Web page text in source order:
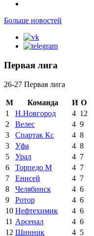
Больше новостей
Первая лига
26-27 Первая лига
М Команда И О
1
Н.Новгород 4 12
2
Велес 4 9
3
Спартак Кс 4 8
3
Уфа 4 8
5
Урал 4 7
6
Торпедо М 4 7
7
Енисей 4 7
8
Челябинск 4 6
9
Ротор 4 6
10 Нефтехимик 4 6
11 Арсенал 4 6
12 Шинник 4 5